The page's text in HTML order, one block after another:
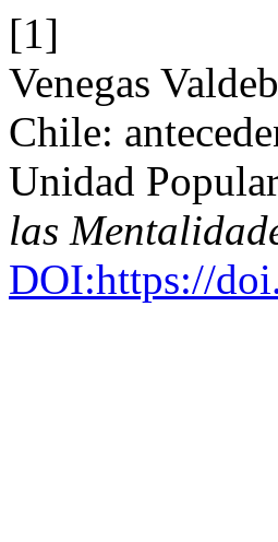
[1]
Venegas
Chile:
Unidad
las
DOI:https://